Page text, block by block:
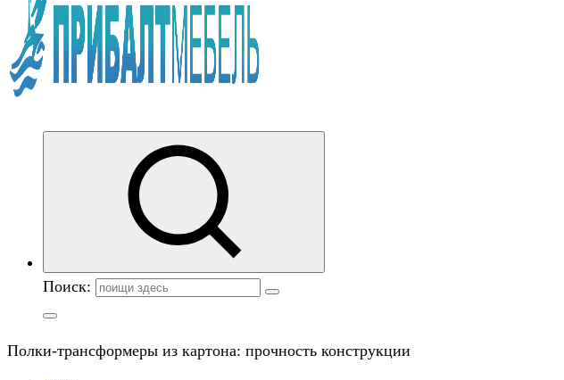
Поиск:
Полки-трансформеры из картона: прочность конструкции